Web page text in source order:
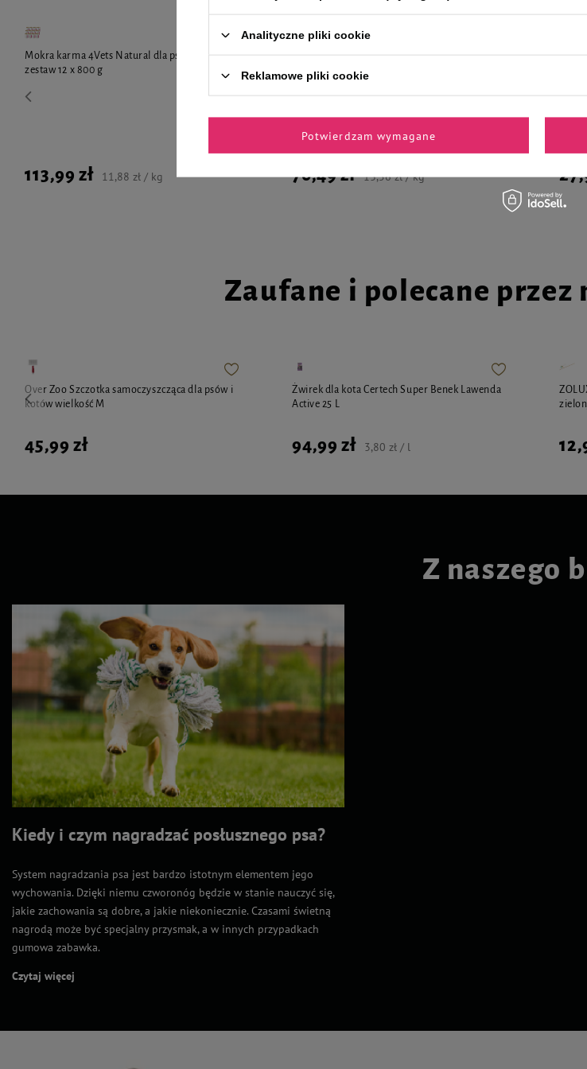
Mokra karma 4Vets Natural dla psa z indykiem
zestaw 12 x 800 g
113,99 zł 11,88 zł / kg
bogata w pstrąga zestaw 6 x 800 g + Piper
Animals z indykiem i brokułem 400 g Gratis
70,49 zł 13,56 zł / kg
Zaufane i polecane przez
Over Zoo Szczotka samoczyszcząca dla psów i
kotów wielkość M
45,99 zł
Żwirek dla kota Certech Super Benek Lawenda
Active 25 L
94,99 zł 3,80 zł / l
Z naszego
Kiedy i czym nagradzać posłusznego psa?
System nagradzania psa jest bardzo istotnym elementem jego
wychowania. Dzięki niemu czworonóg będzie w stanie nauczyć się,
jakie zachowania są dobre, a jakie niekoniecznie. Czasami świetną
nagrodą może być specjalny przysmak, a w innych przypadkach
gumowa zabawka.
Czytaj więcej
Analityczne pliki cookie
Reklamowe pliki cookie
Potwierdzam wymagane